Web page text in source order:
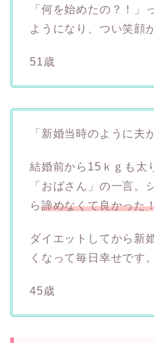
「何を始めたの？！」
ようになり、つい笑顔
51歳
「新婚当時のように夫
結婚前から15ｋｇも太
「おばさん」の一言。
ら諦めなくて良かった
ダイエットしてから新
くなって毎日幸せです。
45歳